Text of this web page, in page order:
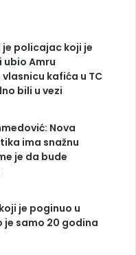
je policajac koji je
ubio Amru
kafića u TC
bili u vezi
Nova
ima snažnu
je da bude
je poginuo u
je samo 20 godina